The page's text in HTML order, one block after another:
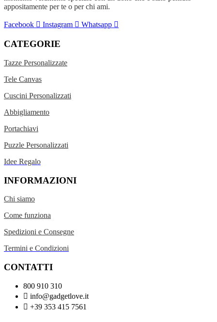
appositamente per te o per chi ami.
Facebook Instagram Whatsapp
CATEGORIE
Tazze Personalizzate
Tele Canvas
Cuscini Personalizzati
Abbigliamento
Portachiavi
Puzzle Personalizzati
Idee Regalo
INFORMAZIONI
Chi siamo
Come funziona
Spedizioni e Consegne
Termini e Condizioni
CONTATTI
800 910 310
info@gadgetlove.it
+39 353 415 7561